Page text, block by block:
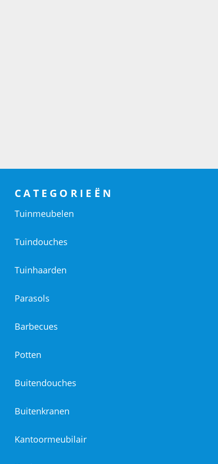
CATEGORIEËN
Tuinmeubelen
Tuindouches
Tuinhaarden
Parasols
Barbecues
Potten
Buitendouches
Buitenkranen
Kantoormeubilair